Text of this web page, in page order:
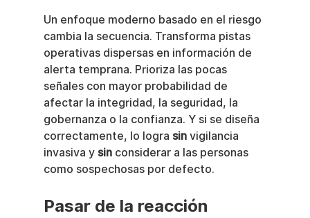
Un enfoque moderno basado en el riesgo
cambia la secuencia. Transforma pistas
operativas dispersas en información de
alerta temprana. Prioriza las pocas
señales con mayor probabilidad de
afectar la integridad, la seguridad, la
gobernanza o la confianza. Y si se diseña
correctamente, lo logra sin vigilancia
invasiva y sin considerar a las personas
como sospechosas por defecto.
Pasar de la reacción